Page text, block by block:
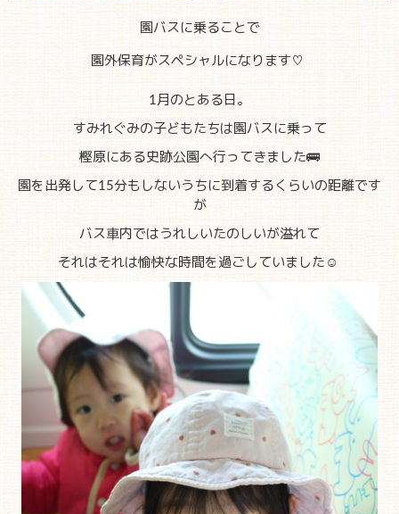
園バスに乗ることで
園外保育がスペシャルになります♡
1月のとある日。
すみれぐみの子どもたちは園バスに乗って
樫原にある史跡公園へ行ってきました🚌
園を出発して15分もしないうちに到着するくらいの距離です
が
バス車内ではうれしいたのしいが溢れて
それはそれは愉快な時間を過ごしていました☺